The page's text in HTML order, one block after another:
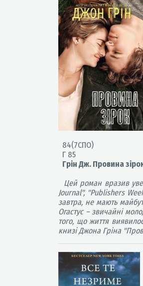
84(7СПО)
Г 85
Грін Дж. Провина
Цей роман вразив
Journal", "Publishers
завтра, не мають
Огастус – звичайні
того, що життя
книзі Джона Гріна